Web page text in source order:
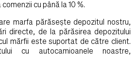
cu până la 10 %.
marfa părăseşte depozitul nostru,
directe, de la părăsirea depozitului
mărfii este suportat de către client.
cu autocamioanele noastre,